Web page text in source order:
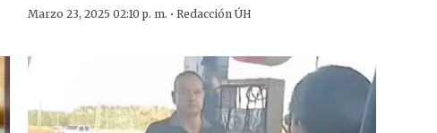
Marzo 23, 2025 02:10 p. m. · Redacción ÚH